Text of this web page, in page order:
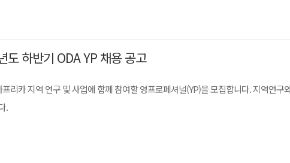
하반기 ODA YP 채용 공고
리카 지역 연구 및 사업에 함께 참여할 영프로페셔널(YP)을 모집합니다. 지역연구
.